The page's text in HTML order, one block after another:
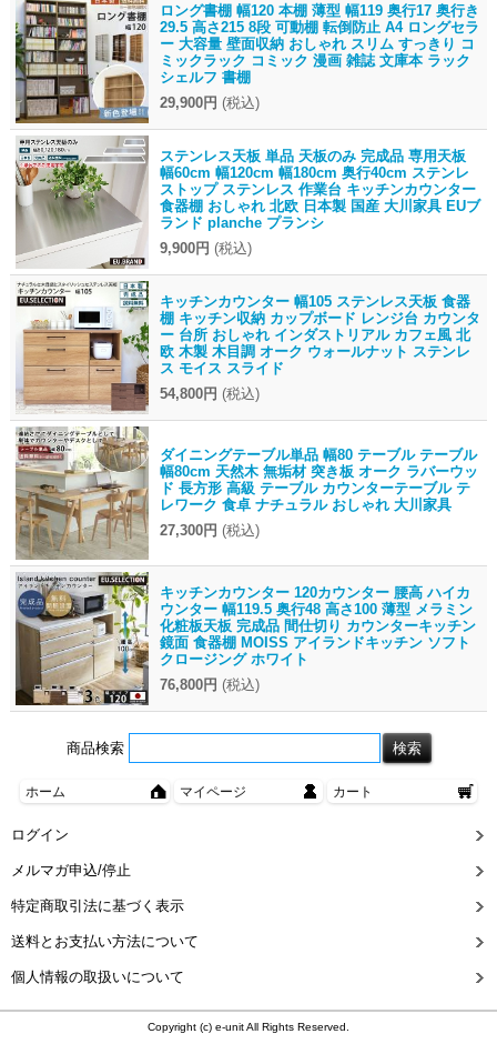
ロング書棚 幅120 本棚 薄型 幅119 奥行17 奥行き
29.5 高さ215 8段 可動棚 転倒防止 A4 ロングセラ
ー 大容量 壁面収納 おしゃれ スリム すっきり コ
ミックラック コミック 漫画 雑誌 文庫本 ラック
シェルフ 書棚
29,900円 (税込)
ステンレス天板 単品 天板のみ 完成品 専用天板
幅60cm 幅120cm 幅180cm 奥行40cm ステンレ
ストップ ステンレス 作業台 キッチンカウンター
食器棚 おしゃれ 北欧 日本製 国産 大川家具 EUブ
ランド planche プランシ
9,900円 (税込)
キッチンカウンター 幅105 ステンレス天板 食器
棚 キッチン収納 カップボード レンジ台 カウンタ
ー 台所 おしゃれ インダストリアル カフェ風 北
欧 木製 木目調 オーク ウォールナット ステンレ
ス モイス スライド
54,800円 (税込)
ダイニングテーブル単品 幅80 テーブル テーブル
幅80cm 天然木 無垢材 突き板 オーク ラバーウッ
ド 長方形 高級 テーブル カウンターテーブル テ
レワーク 食卓 ナチュラル おしゃれ 大川家具
27,300円 (税込)
キッチンカウンター 120カウンター 腰高 ハイカ
ウンター 幅119.5 奥行48 高さ100 薄型 メラミン
化粧板天板 完成品 間仕切り カウンターキッチン
鏡面 食器棚 MOISS アイランドキッチン ソフト
クロージング ホワイト
76,800円 (税込)
商品検索
ホーム マイページ カート
ログイン
メルマガ申込/停止
特定商取引法に基づく表示
送料とお支払い方法について
個人情報の取扱いについて
Copyright (c) e-unit All Rights Reserved.